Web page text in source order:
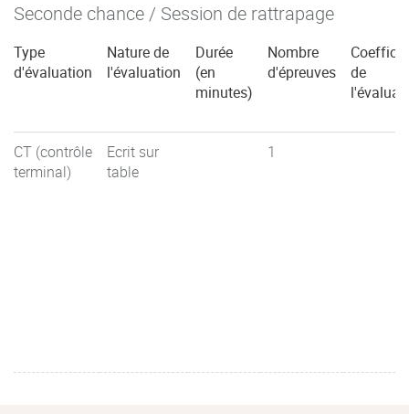
Seconde chance / Session de rattrapage
Type
d'évaluation
Nature de
l'évaluation
Durée
(en
minutes)
Nombre
d'épreuves
de
CT (contrôle
terminal)
Ecrit sur
table
1